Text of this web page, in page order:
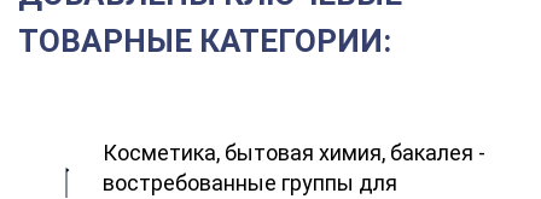
ТОВАРНЫЕ КАТЕГОРИИ:
Косметика, бытовая химия, бакалея -
востребованные группы для